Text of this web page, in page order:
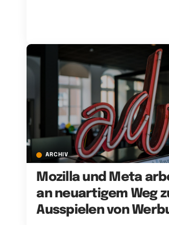
ARCHIV
Mozilla und Meta
an neuartigem Weg
Ausspielen von